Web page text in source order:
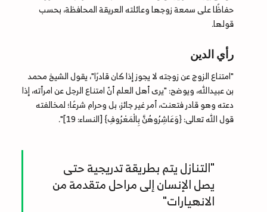
حفاظًا على سمعة زوجها وعائلته العريقة المحافظة، بحسب
قولها.
رأي الدين
"امتناع الزوج عن زوجته لا يجوز إذا كان قادرًا"، يقول الشيخ محمد
بن عبيدالله، ويوضح: "يرى أهل العلم أنّ امتناع الرجل عن امرأته، إذا
دعته وهو قادر فتعنت، أمر غير جائز، بل وحرام شرعًا؛ لمخالفته
قول الله تعالى: {وَعَاشِرُوهُنَّ بِالْمَعْرُوفِ} [النساء: 19]".
"التنازل يتم بطريقة تدريجية حتى
يصل الإنسان إلى مراحل متقدمة من
الانهيارات"